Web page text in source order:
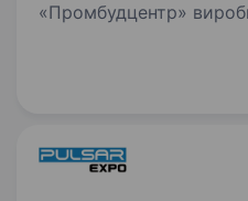
«Промбудцентр»
на постійну роботу
за фахом не менше…